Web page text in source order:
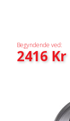
Begyndende ved:
2416Kr